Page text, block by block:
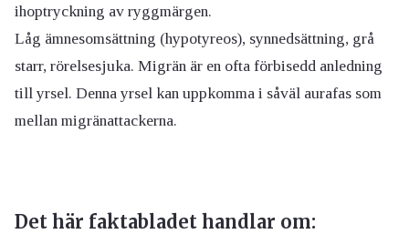
ihoptryckning av ryggmärgen.
Låg ämnesomsättning (hypotyreos), synnedsättning, grå
starr, rörelsesjuka. Migrän är en ofta förbisedd anledning
till yrsel. Denna yrsel kan uppkomma i såväl aurafas som
mellan migränattackerna.
Det här faktabladet handlar om: